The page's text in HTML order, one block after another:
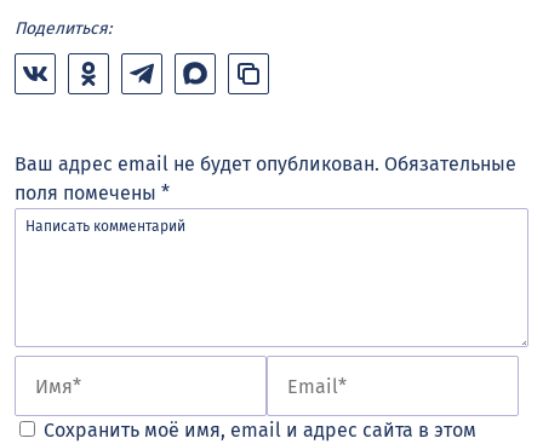
Поделиться:
Ваш адрес email не будет опубликован. Обязательные
поля помечены *
Сохранить моё имя, email и адрес сайта в этом